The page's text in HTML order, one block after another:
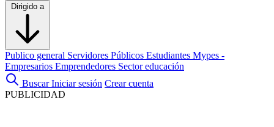
Dirigido a
Publico general Servidores Públicos Estudiantes Mypes -
Empresarios Emprendedores Sector educación
Buscar Iniciar sesión Crear cuenta
PUBLICIDAD